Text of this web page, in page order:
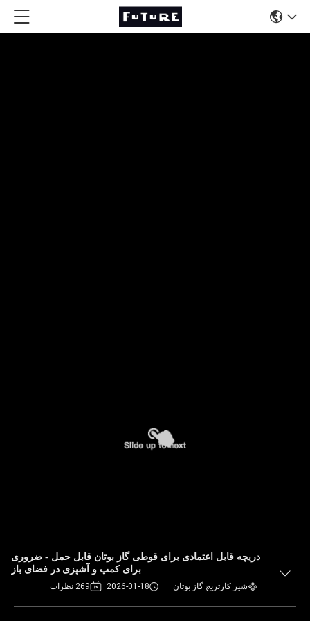
دریچه قابل اعتمادی برای قوطی گاز بوتان قابل حمل - ضروری
برای کمپ و آشپزی در فضای باز
شیر کارتریج گاز بوتان 2026-01-18 269 نظرات